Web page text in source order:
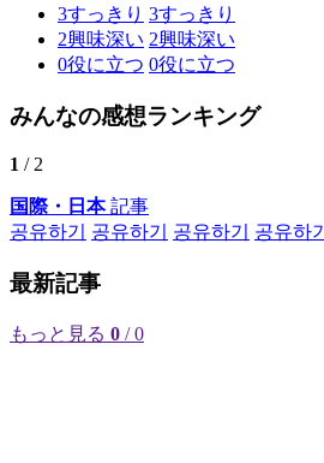
3すっきり 3すっきり
2興味深い 2興味深い
0役に立つ 0役に立つ
みんなの感想ランキング
1 / 2
国際・日本記事
공유하기
공유하기 공유하기 공유하기
最新記事
もっと見る 0 / 0